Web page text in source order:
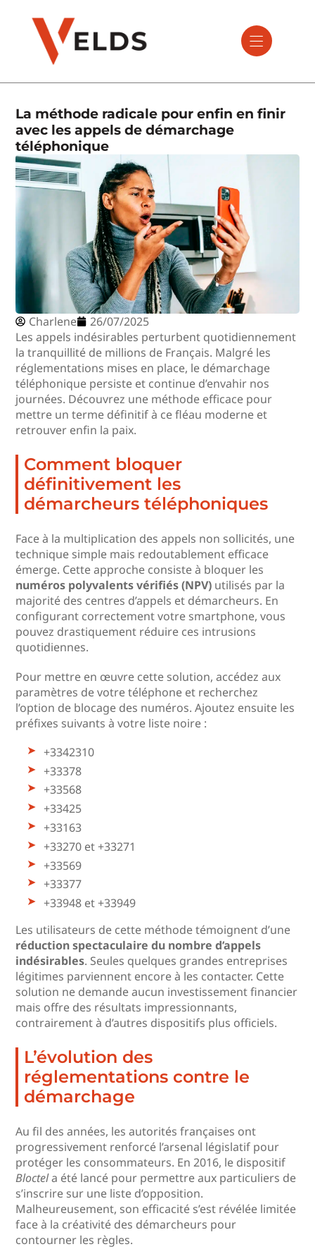
La méthode radicale pour enfin en finir
avec les appels de démarchage
téléphonique
Charlene
26/07/2025
Les appels indésirables perturbent quotidiennement
la tranquillité de millions de Français. Malgré les
réglementations mises en place, le démarchage
téléphonique persiste et continue d’envahir nos
journées. Découvrez une méthode efficace pour
mettre un terme définitif à ce fléau moderne et
retrouver enfin la paix.
Comment bloquer
définitivement les
démarcheurs téléphoniques
Face à la multiplication des appels non sollicités, une
technique simple mais redoutablement efficace
émerge. Cette approche consiste à bloquer les
numéros polyvalents vérifiés (NPV) utilisés par la
majorité des centres d’appels et démarcheurs. En
configurant correctement votre smartphone, vous
pouvez drastiquement réduire ces intrusions
quotidiennes.
Pour mettre en œuvre cette solution, accédez aux
paramètres de votre téléphone et recherchez
l’option de blocage des numéros. Ajoutez ensuite les
préfixes suivants à votre liste noire :
+3342310
+33378
+33568
+33425
+33163
+33270 et +33271
+33569
+33377
+33948 et +33949
Les utilisateurs de cette méthode témoignent d’une
réduction spectaculaire du nombre d’appels
indésirables. Seules quelques grandes entreprises
légitimes parviennent encore à les contacter. Cette
solution ne demande aucun investissement financier
mais offre des résultats impressionnants,
contrairement à d’autres dispositifs plus officiels.
L’évolution des
réglementations contre le
démarchage
Au fil des années, les autorités françaises ont
progressivement renforcé l’arsenal législatif pour
protéger les consommateurs. En 2016, le dispositif
Bloctela été lancé pour permettre aux particuliers de
s’inscrire sur une liste d’opposition.
Malheureusement, son efficacité s’est révélée limitée
face à la créativité des démarcheurs pour
contourner les règles.